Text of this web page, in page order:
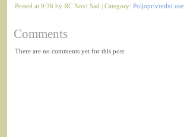
Posted at 9:36 by RC Novi Sad | Category: Poljoprivredni
Comments
There are no comments yet for this post.